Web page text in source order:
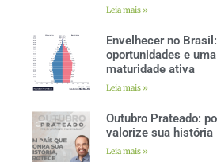
Leia mais »
Envelhecer no
oportunidades e
maturidade ativa
Leia mais »
Outubro Prateado:
valorize sua história
Leia mais »